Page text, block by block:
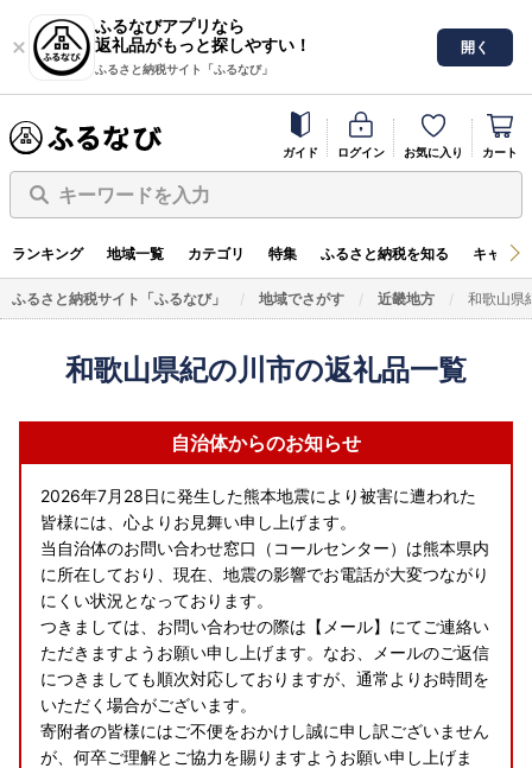
ふるなびアプリなら
返礼品がもっと探しやすい！
ふるさと納税サイト「ふるなび」
開く
ガイド ログイン お気に入り カート
キーワードを入力
ランキング 地域一覧 カテゴリ 特集 ふるさと納税を知る キャン
ふるさと納税サイト「ふるなび」 地域でさがす 近畿地方 和歌山県
和歌山県紀の川市の返礼品一覧
自治体からのお知らせ
2026年7月28日に発生した熊本地震により被害に遭われた
皆様には、心よりお見舞い申し上げます。
当自治体のお問い合わせ窓口（コールセンター）は熊本県内
に所在しており、現在、地震の影響でお電話が大変つながり
にくい状況となっております。
つきましては、お問い合わせの際は【メール】にてご連絡い
ただきますようお願い申し上げます。なお、メールのご返信
につきましても順次対応しておりますが、通常よりお時間を
いただく場合がございます。
寄附者の皆様にはご不便をおかけし誠に申し訳ございません
が、何卒ご理解とご協力を賜りますようお願い申し上げま